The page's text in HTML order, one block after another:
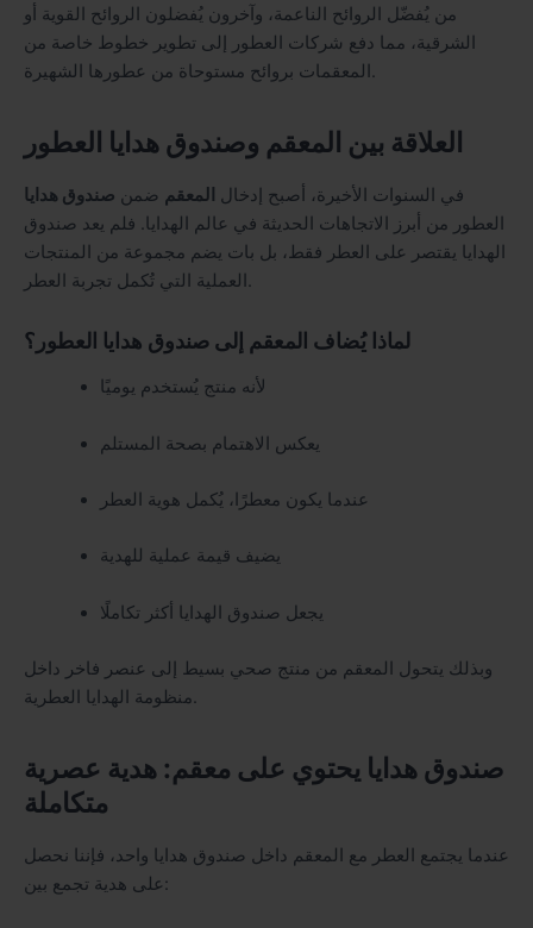
من يُفضّل الروائح الناعمة، وآخرون يُفضلون الروائح القوية أو
الشرقية، مما دفع شركات العطور إلى تطوير خطوط خاصة من
المعقمات بروائح مستوحاة من عطورها الشهيرة.
العلاقة بين المعقم وصندوق هدايا العطور
في السنوات الأخيرة، أصبح إدخال المعقم ضمن صندوق هدايا
العطور من أبرز الاتجاهات الحديثة في عالم الهدايا. فلم يعد صندوق
الهدايا يقتصر على العطر فقط، بل بات يضم مجموعة من المنتجات
العملية التي تُكمل تجربة العطر.
لماذا يُضاف المعقم إلى صندوق هدايا العطور؟
لأنه منتج يُستخدم يوميًا
يعكس الاهتمام بصحة المستلم
عندما يكون معطرًا، يُكمل هوية العطر
يضيف قيمة عملية للهدية
يجعل صندوق الهدايا أكثر تكاملًا
وبذلك يتحول المعقم من منتج صحي بسيط إلى عنصر فاخر داخل
منظومة الهدايا العطرية.
صندوق هدايا يحتوي على معقم: هدية عصرية
متكاملة
عندما يجتمع العطر مع المعقم داخل صندوق هدايا واحد، فإننا نحصل
على هدية تجمع بين: